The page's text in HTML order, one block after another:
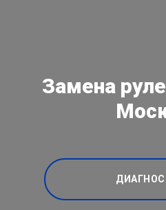
Замена